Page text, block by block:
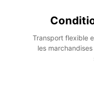
Transport flexible
les